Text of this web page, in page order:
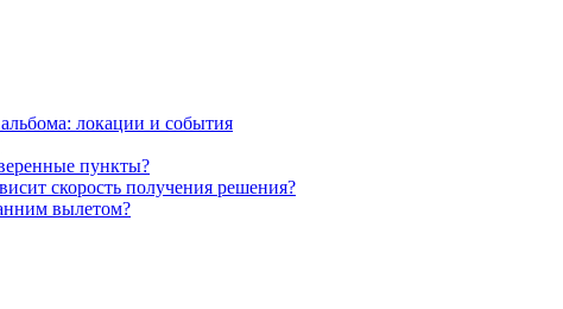
локации и события
пункты?
скорость получения решения?
вылетом?